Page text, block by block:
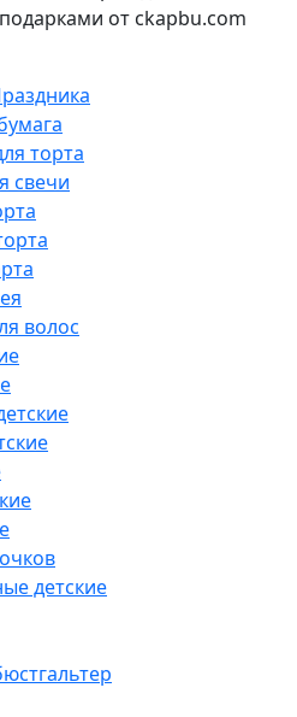
от ckapbu.com
торта
свечи
волос
детские